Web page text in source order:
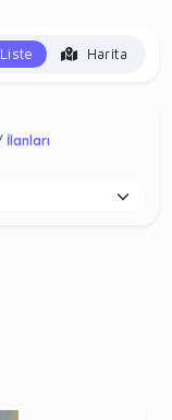
Liste Harita
İlanları